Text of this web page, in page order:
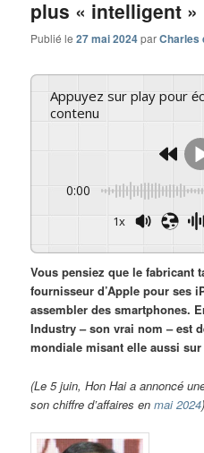
plus « intelligent »
Publié le27 mai 2024parCharles
Appuyez sur play pour écouter ce
contenu
0:00
1x
Vous pensiez que le fabricant
fournisseur d’Apple pour ses
assembler des smartphones.
Industry – son vrai nom – est
mondiale misant elle aussi
(Le 5 juin, Hon Hai a annoncé
son chiffre d’affaires enmai 2024)